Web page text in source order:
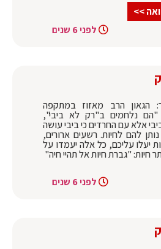
>>
לפני 6 שנים
הגאון הרב מאזוז במתקפה
"הם נלחמים ב"רק לא ביבי",
אלא עם החרדים כי ביבי עושה
להם לחיות. רשעים ארורים,
יעלו עליכם, כל אלה יעמדו על
חיות: "גברת חיות אל תהיי חיה"
לפני 6 שנים